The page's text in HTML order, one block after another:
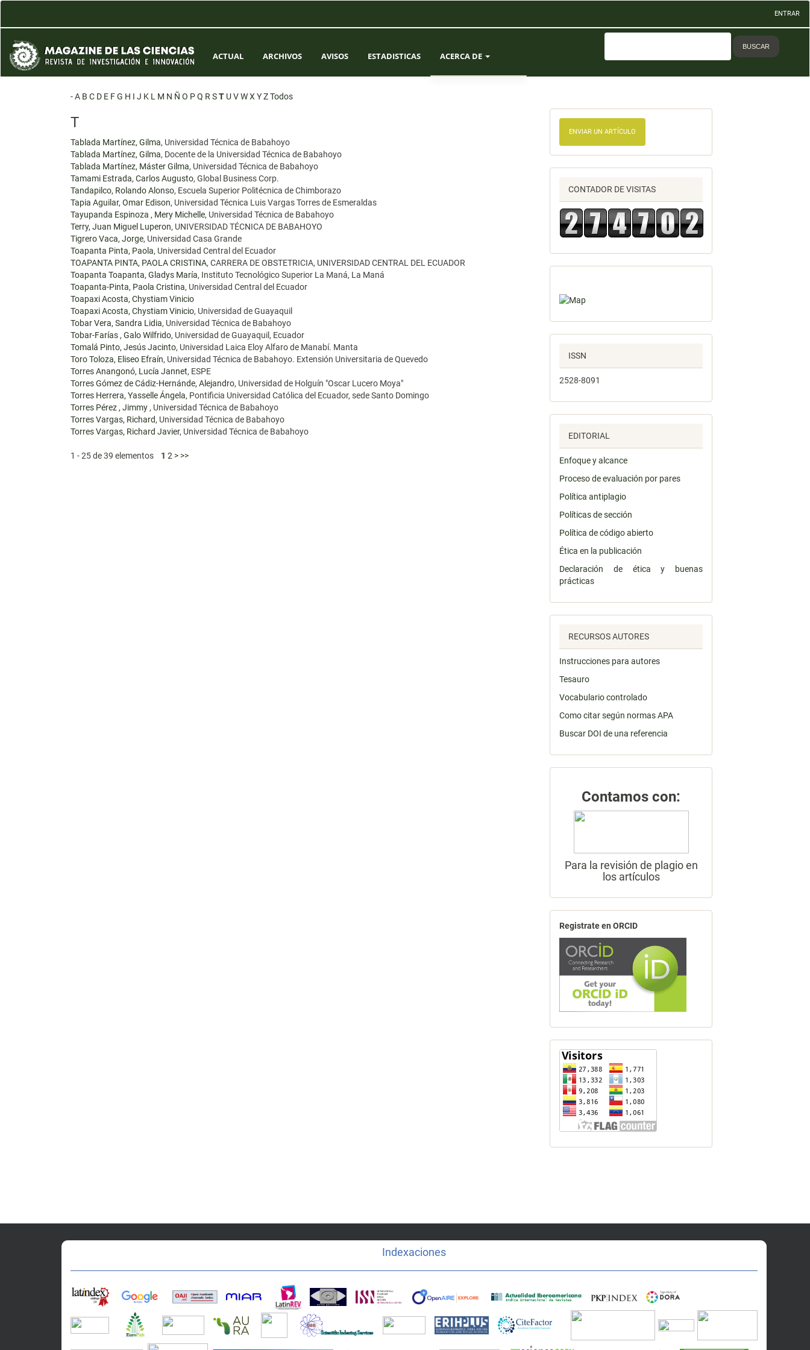
Contenido
principal
Barra
lateral
ENTRAR
ACTUAL ARCHIVOS AVISOS ESTADISTICAS ACERCA DE
BUSCAR
-A B C D E FG H I J K L M N Ñ O PQ R ST UVWX YZTodos
T
Tablada Martínez, Gilma, Universidad Técnica de Babahoyo
Tablada Martínez, Gilma, Docente de la Universidad Técnica de Babahoyo
Tablada Martínez, Máster Gilma, Universidad Técnica de Babahoyo
Tamami Estrada, Carlos Augusto, Global Business Corp.
Tandapilco, Rolando Alonso, Escuela Superior Politécnica de Chimborazo
Tapia Aguilar, Omar Edison, Universidad Técnica Luis Vargas Torres de Esmeraldas
Tayupanda Espinoza , Mery Michelle, Universidad Técnica de Babahoyo
Terry, Juan Miguel Luperon, UNIVERSIDAD TÉCNICA DE BABAHOYO
Tigrero Vaca, Jorge, Universidad Casa Grande
Toapanta Pinta, Paola, Universidad Central del Ecuador
TOAPANTA PINTA, PAOLA CRISTINA, CARRERA DE OBSTETRICIA, UNIVERSIDAD CENTRAL DEL ECUADOR
Toapanta Toapanta, Gladys María, Instituto Tecnológico Superior La Maná, La Maná
Toapanta-Pinta, Paola Cristina, Universidad Central del Ecuador
Toapaxi Acosta, Chystiam Vinicio
Toapaxi Acosta, Chystiam Vinicio, Universidad de Guayaquil
Tobar Vera, Sandra Lidia, Universidad Técnica de Babahoyo
Tobar-Farías , Galo Wilfrido, Universidad de Guayaquil, Ecuador
Tomalá Pinto, Jesús Jacinto, Universidad Laica Eloy Alfaro de Manabí. Manta
Toro Toloza, Eliseo Efraín, Universidad Técnica de Babahoyo. Extensión Universitaria de Quevedo
Torres Anangonó, Lucía Jannet, ESPE
Torres Gómez de Cádiz-Hernánde, Alejandro, Universidad de Holguín "Oscar Lucero Moya"
Torres Herrera, Yasselle Ángela, Pontificia Universidad Católica del Ecuador, sede Santo Domingo
Torres Pérez , Jimmy , Universidad Técnica de Babahoyo
Torres Vargas, Richard, Universidad Técnica de Babahoyo
Torres Vargas, Richard Javier, Universidad Técnica de Babahoyo
1 - 25 de 39 elementos 1 2 > >>
ENVIAR UN ARTÍCULO
CONTADOR DE VISITAS
ISSN
2528-8091
EDITORIAL
Enfoque y alcance
Proceso de evaluación por pares
Política antiplagio
Políticas de sección
Política de código abierto
Ética en la publicación
Declaración de ética y buenas
prácticas
RECURSOS AUTORES
Instrucciones para autores
Tesauro
Vocabulario controlado
Como citar según normas APA
Buscar DOI de una referencia
Contamos con:
Para la revisión de plagio en
los artículos
Registrate en ORCID
Indexaciones